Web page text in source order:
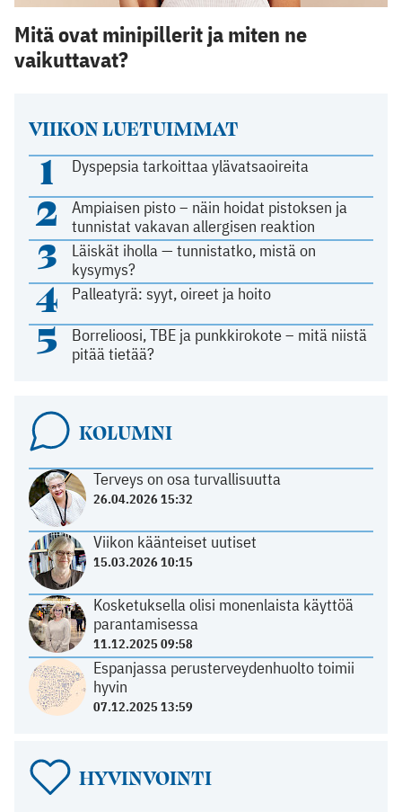
VIIKON LUETUIMMAT
1 Dyspepsia tarkoittaa ylävatsaoireita
2
Ampiaisen pisto – näin hoidat pistoksen ja
tunnistat vakavan allergisen reaktion
3
Läiskät iholla — tunnistatko, mistä on
kysymys?
4 Palleatyrä: syyt, oireet ja hoito
5
Borrelioosi, TBE ja punkkirokote – mitä niistä
pitää tietää?
KOLUMNI
Terveys on osa turvallisuutta
26.04.2026 15:32
Viikon käänteiset uutiset
15.03.2026 10:15
Kosketuksella olisi monenlaista käyttöä
parantamisessa
11.12.2025 09:58
Espanjassa perusterveydenhuolto toimii
hyvin
07.12.2025 13:59
HYVINVOINTI
Mitä ovat minipillerit ja miten ne
vaikuttavat?